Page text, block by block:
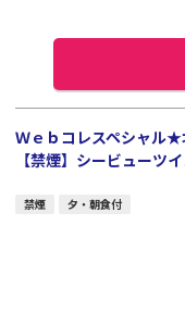
Ｗｅｂコレスペシャル
【禁煙】シービューツ
禁煙 夕・朝食付